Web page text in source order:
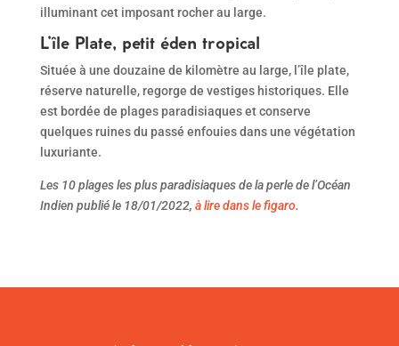
illuminant cet imposant rocher au large.
L’île Plate, petit éden tropical
Située à une douzaine de kilomètre au large, l’île plate,
réserve naturelle, regorge de vestiges historiques. Elle
est bordée de plages paradisiaques et conserve
quelques ruines du passé enfouies dans une végétation
luxuriante.
Les 10 plages les plus paradisiaques de la perle de l’Océan
Indien publié le 18/01/2022, à lire dans le figaro.